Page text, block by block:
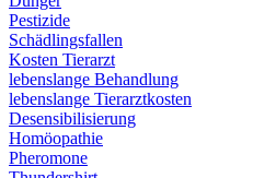
Pestizide
Schädlingsfallen
Kosten Tierarzt
lebenslange Behandlung
lebenslange Tierarztkosten
Desensibilisierung
Homöopathie
Pheromone